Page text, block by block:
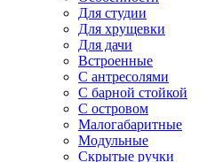
Для студии
Для хрущевки
Для дачи
Встроенные
С антресолями
С барной стойкой
С островом
Малогабаритные
Модульные
Скрытые ручки